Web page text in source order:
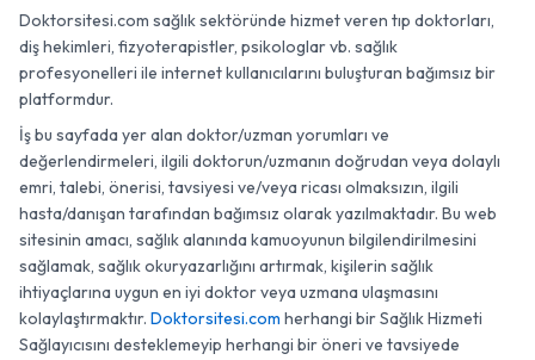
Doktorsitesi.com sağlık sektöründe hizmet veren tıp doktorları,
diş hekimleri, fizyoterapistler, psikologlar vb. sağlık
profesyonelleri ile internet kullanıcılarını buluşturan bağımsız bir
platformdur.
İş bu sayfada yer alan doktor/uzman yorumları ve
değerlendirmeleri, ilgili doktorun/uzmanın doğrudan veya dolaylı
emri, talebi, önerisi, tavsiyesi ve/veya ricası olmaksızın, ilgili
hasta/danışan tarafından bağımsız olarak yazılmaktadır. Bu web
sitesinin amacı, sağlık alanında kamuoyunun bilgilendirilmesini
sağlamak, sağlık okuryazarlığını artırmak, kişilerin sağlık
ihtiyaçlarına uygun en iyi doktor veya uzmana ulaşmasını
kolaylaştırmaktır. Doktorsitesi.com herhangi bir Sağlık Hizmeti
Sağlayıcısını desteklemeyip herhangi bir öneri ve tavsiyede